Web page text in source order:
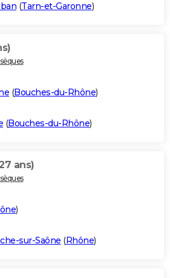
(Tarn-et-Garonne)
(Bouches-du-Rhône)
(Bouches-du-Rhône)
ans)
)
sur-Saône (Rhône)